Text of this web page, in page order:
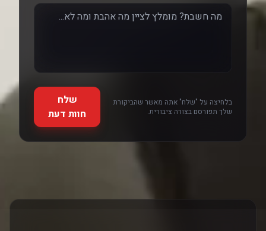
בלחיצה על "שלח" אתה מאשר שהביקורת
שלך תפורסם בצורה ציבורית.
שלח
חוות דעת